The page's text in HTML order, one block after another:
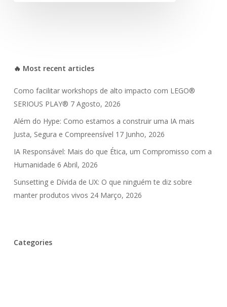
🔥 Most recent articles
Como facilitar workshops de alto impacto com LEGO®
SERIOUS PLAY® 7 Agosto, 2026
Além do Hype: Como estamos a construir uma IA mais
Justa, Segura e Compreensível 17 Junho, 2026
IA Responsável: Mais do que Ética, um Compromisso com a
Humanidade 6 Abril, 2026
Sunsetting e Dívida de UX: O que ninguém te diz sobre
manter produtos vivos 24 Março, 2026
Categories